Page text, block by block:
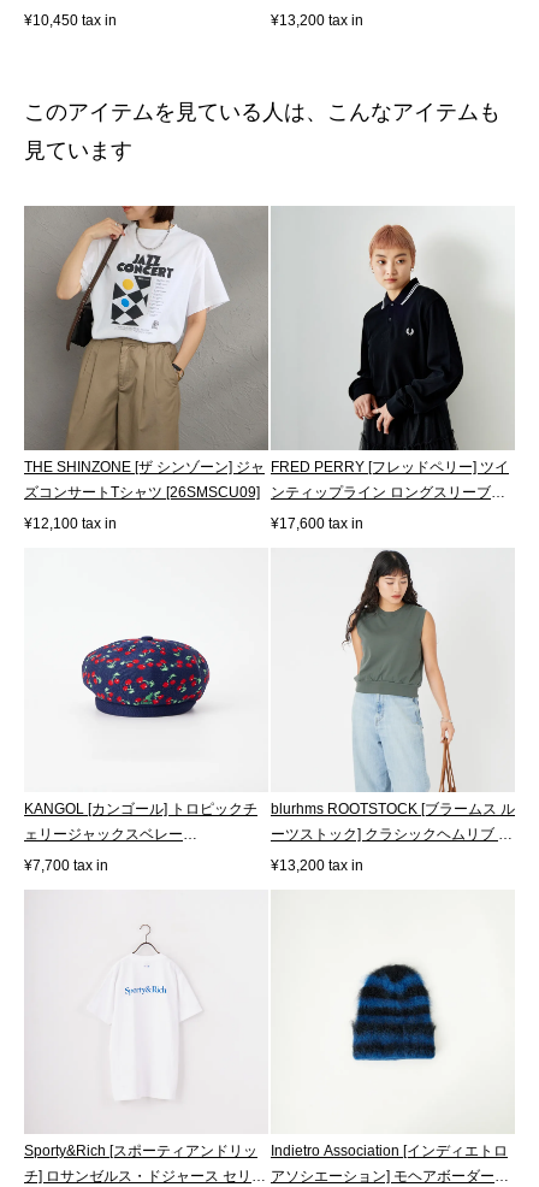
¥10,450 tax in
LOOSE]
¥13,200 tax in
このアイテムを見ている人は、こんなアイテムも
見ています
THE SHINZONE [ザ シンゾーン] ジャ
ズコンサートTシャツ [26SMSCU09]
¥12,100 tax in
FRED PERRY [フレッドペリー] ツイ
ンティップライン ロングスリーブポ
ロシ...
¥17,600 tax in
KANGOL [カンゴール] トロピックチ
ェリージャックスベレー
[261069605]
¥7,700 tax in
blurhms ROOTSTOCK [ブラームス ル
ーツストック] クラシックヘムリブ ノ
ー...
¥13,200 tax in
Sporty&Rich [スポーティアンドリッ
チ] ロサンゼルス・ドジャース セリフ
Indietro Association [インディエトロ
アソシエーション] モヘアボーダー